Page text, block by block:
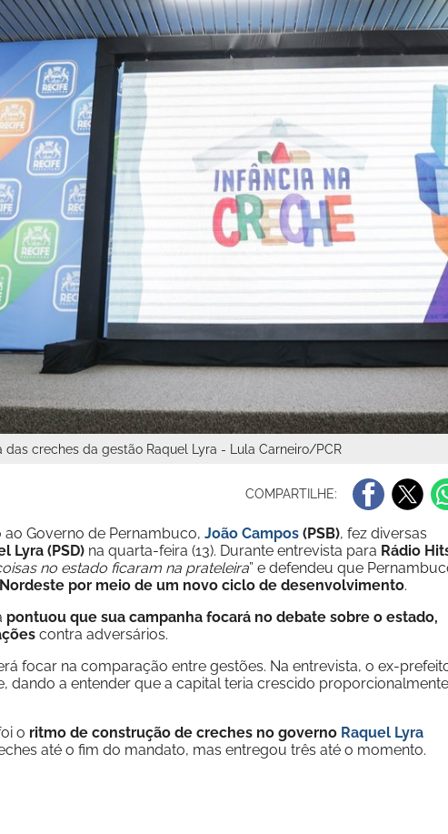
creches da gestão Raquel Lyra - Lula Carneiro/PCR
COMPARTILHE:
Governo de Pernambuco, João Campos (PSB), fez diversas
Lyra (PSD) na quarta-feira (13). Durante entrevista para Rádio
no estado ficaram na prateleira” e defendeu que
por meio de um novo ciclo de desenvolvimento.
pontuou que sua campanha focará no debate sobre o estado,
contra adversários.
focar na comparação entre gestões. Na entrevista, o ex-
dando a entender que a capital teria crescido proporcionalmente
o ritmo de construção de creches no governo Raquel Lyra
até o fim do mandato, mas entregou três até o momento.